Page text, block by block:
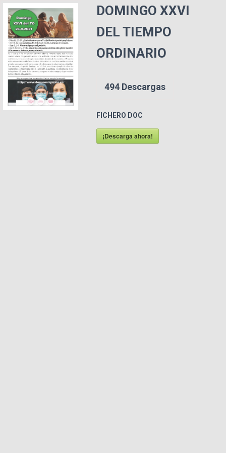
DOMINGO XXVI
DEL TIEMPO
ORDINARIO
494 Descargas
FICHERO DOC
¡Descarga ahora!